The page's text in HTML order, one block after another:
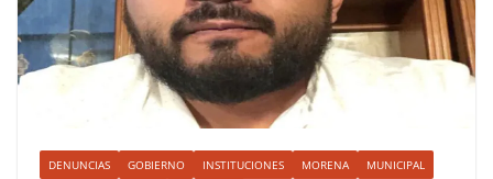
DENUNCIAS GOBIERNO INSTITUCIONES MORENA
MUNICIPAL